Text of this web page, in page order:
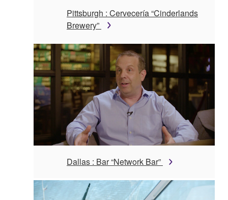
Pittsburgh : Cervecería “Cinderlands
Brewery”
Dallas : Bar “Network Bar”